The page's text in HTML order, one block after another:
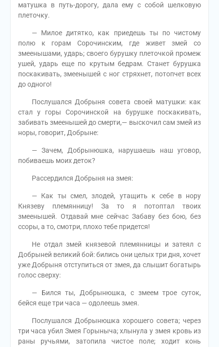
матушка в путь-дорогу, дала ему с собой шелковую
плеточку.
— Милое дитятко, как приедешь ты по чистому
полю к горам Сорочинским, где живет змей со
змеенышами, ударь; своего бурушку плеточкой промеж
ушей, ударь еще по крутым бедрам. Станет бурушка
поскакивать, змеенышей с ног стряхнет, потопчет всех
до одного!
Послушался Добрыня совета своей матушки: как
стал у горы Сорочинской на бурушке поскакивать,
забивать змеенышей до смерти,— выскочил сам змей из
норы, говорит, Добрыне:
— Зачем, Добрынюшка, нарушаешь наш уговор,
побиваешь моих деток?
Рассердился Добрыня на змея:
— Как ты смел, злодей, утащить к себе в нору
Князеву племянницу! За то я потоптал твоих
змеенышей. Отдавай мне сейчас Забаву без бою, без
ссоры, а то, смотри, плохо тебе придется!
Не отдал змей князевой племянницы и затеял с
Добрыней великий бой: бились они целых три дня, хочет
уже Добрыня отступиться от змея, да слышит богатырь
голос сверху:
— Бился ты, Добрынюшка, с змеем трое суток,
бейся еще три часа — одолеешь змея.
Послушался Добрынюшка хорошего совета; через
три часа убил Змея Горыныча; хлынула у змея кровь из
раны ручьями, затопила чистое поле; ходит конь